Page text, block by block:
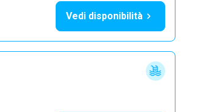
Vedi disponibilità